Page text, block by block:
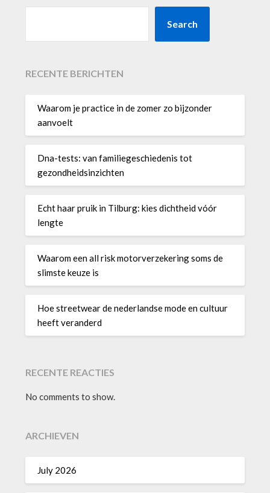
Search
RECENTE BERICHTEN
Waarom je practice in de zomer zo bijzonder
aanvoelt
Dna-tests: van familiegeschiedenis tot
gezondheidsinzichten
Echt haar pruik in Tilburg: kies dichtheid vóór
lengte
Waarom een all risk motorverzekering soms de
slimste keuze is
Hoe streetwear de nederlandse mode en cultuur
heeft veranderd
RECENTE REACTIES
No comments to show.
ARCHIEVEN
July 2026